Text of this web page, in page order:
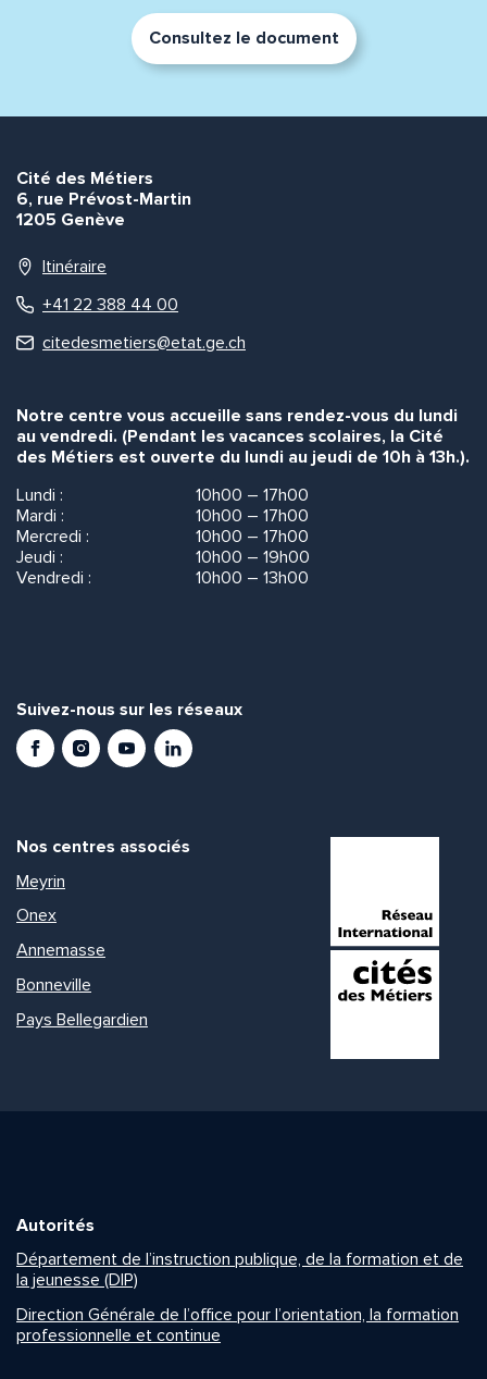
Consultez le document
Cité des Métiers
6, rue Prévost-Martin
1205 Genève
Itinéraire
+41 22 388 44 00
citedesmetiers@etat.ge.ch
Notre centre vous accueille sans rendez-vous du lundi
au vendredi. (Pendant les vacances scolaires, la Cité
des Métiers est ouverte du lundi au jeudi de 10h à 13h.).
Lundi :
10h00 – 17h00
Mardi :
10h00 – 17h00
Mercredi :
10h00 – 17h00
Jeudi :
10h00 – 19h00
Vendredi :
10h00 – 13h00
Suivez-nous sur les réseaux
FacebookInstagramYoutubeLinkedIn
Nos centres associés
Meyrin
Onex
Annemasse
Bonneville
Pays Bellegardien
Autorités
Département de l’instruction publique, de la formation et de
la jeunesse (DIP)
Direction Générale de l’office pour l’orientation, la formation
professionnelle et continue